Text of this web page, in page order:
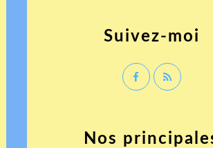
Suivez-moi
Nos